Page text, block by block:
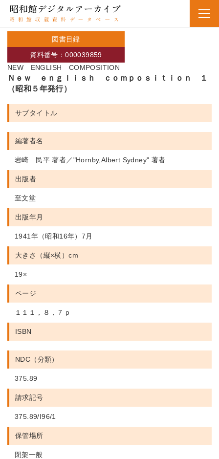
図書目録
NEW ENGLISH COMPOSITION
資料番号：000039859
Ｎｅｗ ｅｎｇｌｉｓｈ ｃｏｍｐｏｓｉｔｉｏｎ １
（昭和５年発行）
サブタイトル
編著者名
岩崎 民平 著者／"Hornby,Albert Sydney" 著者
出版者
至文堂
出版年月
1941年（昭和16年）7月
大きさ（縦×横）cm
19×
ページ
１１１，８，７ｐ
ISBN
NDC（分類）
375.89
請求記号
375.89/I96/1
保管場所
閉架一般